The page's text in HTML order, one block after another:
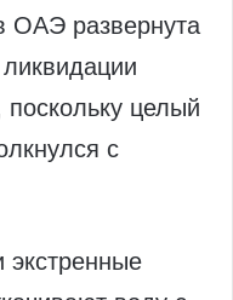
ОАЭ развернута
целый
с